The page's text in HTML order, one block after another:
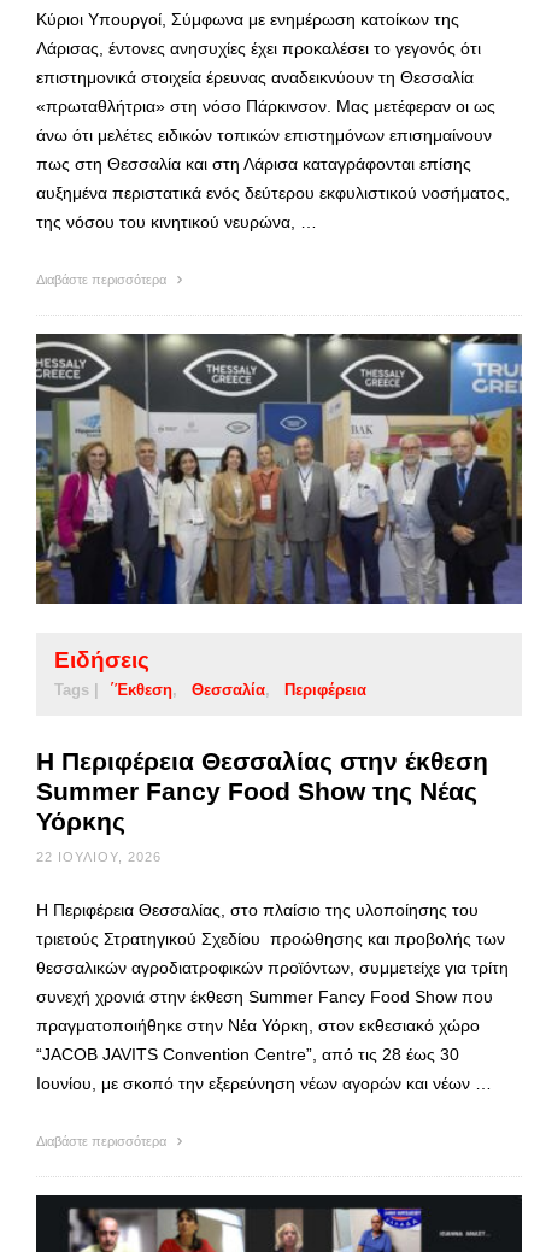
Κύριοι Υπουργοί, Σύμφωνα με ενημέρωση κατοίκων της
Λάρισας, έντονες ανησυχίες έχει προκαλέσει το γεγονός ότι
επιστημονικά στοιχεία έρευνας αναδεικνύουν τη Θεσσαλία
«πρωταθλήτρια» στη νόσο Πάρκινσον. Μας μετέφεραν οι ως
άνω ότι μελέτες ειδικών τοπικών επιστημόνων επισημαίνουν
πως στη Θεσσαλία και στη Λάρισα καταγράφονται επίσης
αυξημένα περιστατικά ενός δεύτερου εκφυλιστικού νοσήματος,
της νόσου του κινητικού νευρώνα, …
Διαβάστε περισσότερα
Ειδήσεις
Tags | ΄Έκθεση Θεσσαλία Περιφέρεια
Η Περιφέρεια Θεσσαλίας στην έκθεση
Summer Fancy Food Show της Νέας
Υόρκης
22 ΙΟΥΛΊΟΥ, 2026
Η Περιφέρεια Θεσσαλίας, στο πλαίσιο της υλοποίησης του
τριετούς Στρατηγικού Σχεδίου προώθησης και προβολής των
θεσσαλικών αγροδιατροφικών προϊόντων, συμμετείχε για τρίτη
συνεχή χρονιά στην έκθεση Summer Fancy Food Show που
πραγματοποιήθηκε στην Νέα Υόρκη, στον εκθεσιακό χώρο
“JACOB JAVITS Convention Centre”, από τις 28 έως 30
Ιουνίου, με σκοπό την εξερεύνηση νέων αγορών και νέων …
Διαβάστε περισσότερα